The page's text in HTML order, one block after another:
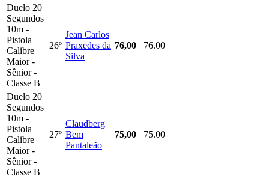
Duelo 20
Segundos
10m -
Pistola
Calibre
Maior -
Sênior -
Classe B
26º
Jean Carlos
Praxedes da
Silva
76,00 76.00
Duelo 20
Segundos
10m -
Pistola
Calibre
Maior -
Sênior -
Classe B
27º
Claudberg
Bem
Pantaleão
75,00 75.00